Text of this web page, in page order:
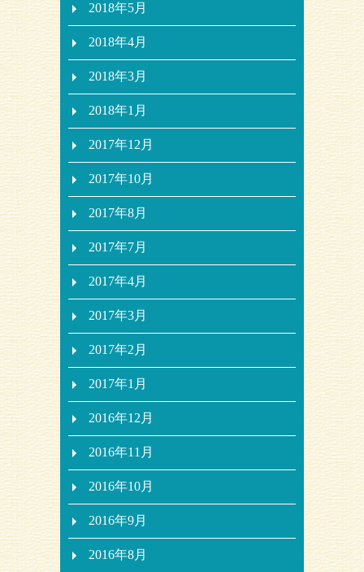
2018年5月
2018年4月
2018年3月
2018年1月
2017年12月
2017年10月
2017年8月
2017年7月
2017年4月
2017年3月
2017年2月
2017年1月
2016年12月
2016年11月
2016年10月
2016年9月
2016年8月